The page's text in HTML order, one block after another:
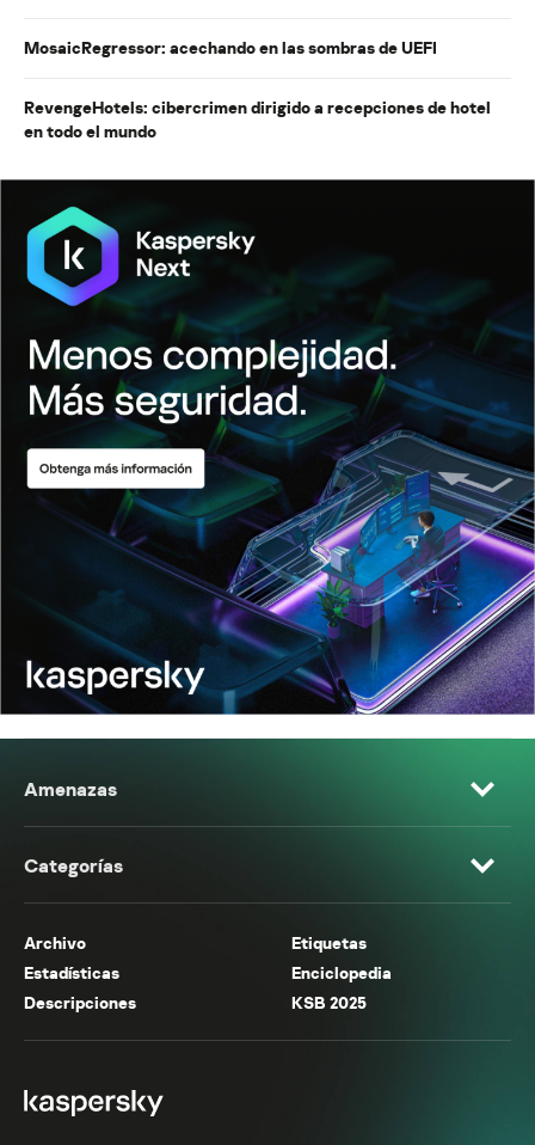
MosaicRegressor: acechando en las sombras de UEFI
RevengeHotels: cibercrimen dirigido a recepciones de hotel
en todo el mundo
Amenazas
Categorías
Archivo
Etiquetas
Estadísticas
Enciclopedia
Descripciones
KSB 2025